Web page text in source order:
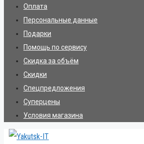
Оплата
Персональные данные
Подарки
Помощь по сервису
Скидка за объём
Скидки
Спецпредложения
Суперцены
Условия магазина